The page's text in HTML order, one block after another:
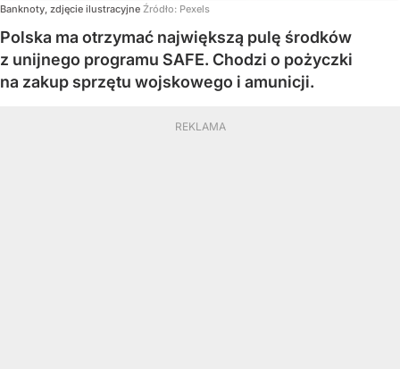
Banknoty, zdjęcie ilustracyjne Źródło: Pexels
Polska ma otrzymać największą pulę środków
z unijnego programu SAFE. Chodzi o pożyczki
na zakup sprzętu wojskowego i amunicji.